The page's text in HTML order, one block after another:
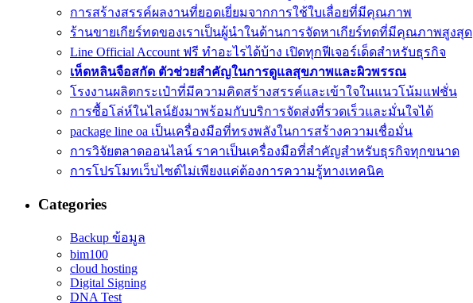
การสร้างสรรค์ผลงานที่ยอดเยี่ยมจากการใช้ใบเลื่อยที่มีคุณภาพ
ร้านขายเกียร์ทดของเราเป็นผู้นำในด้านการจัดหาเกียร์ทดที่มีคุณภาพสูงสุด
Line Official Account ฟรี ทำอะไรได้บ้าง เปิดทุกฟีเจอร์เด็ดสำหรับธุรกิจ
เห็ดหลินจือสกัด ตัวช่วยสำคัญในการดูแลสุขภาพและผิวพรรณ
โรงงานผลิตกระเป๋าที่มีความคิดสร้างสรรค์และเข้าใจในแนวโน้มแฟชั่น
การซื้อโล่ห์ในไลน์ยังมาพร้อมกับบริการจัดส่งที่รวดเร็วและมั่นใจได้
package line oa เป็นเครื่องมือที่ทรงพลังในการสร้างความเชื่อมั่น
การวิจัยตลาดออนไลน์ ราคาเป็นเครื่องมือที่สำคัญสำหรับธุรกิจทุกขนาด
การโปรโมทเว็บไซต์ไม่เพียงแค่ต้องการความรู้ทางเทคนิค
Categories
Backup ข้อมูล
bim100
cloud hosting
Digital Signing
DNA Test